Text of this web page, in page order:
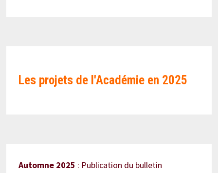
Les projets de l'Académie en 2025
Automne 2025 : Publication du bulletin